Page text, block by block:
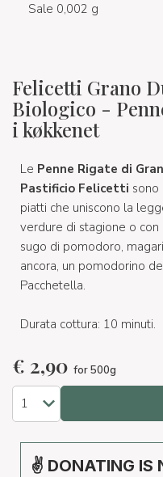
Sale 0,002 g
Felicetti Grano
Biologico -
i køkkenet
Le Penne Rigate di
Pastificio Felicetti
piatti che uniscono la
verdure di stagione o con
sugo di pomodoro,
ancora, un pomodorino
Pacchetella.
Durata cottura: 10 minuti.
€ 2,90 for 500g
✌ DONATING IS